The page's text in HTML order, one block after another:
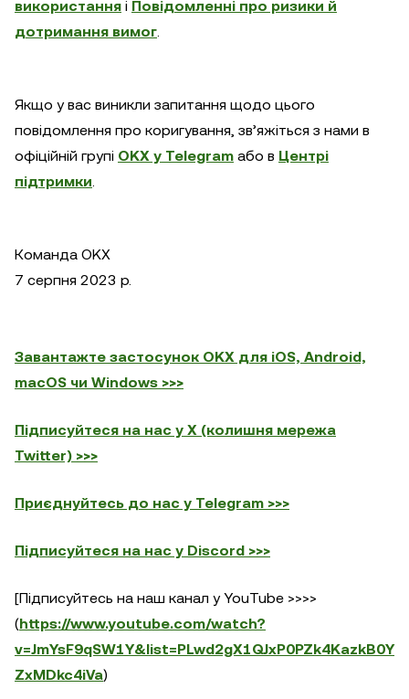
використання і Повідомленні про ризики й
дотримання вимог.
Якщо у вас виникли запитання щодо цього
повідомлення про коригування, зв’яжіться з нами в
офіційній групі OKX у Telegram або в Центрі
підтримки.
Команда OKX
7 серпня 2023 р.
Завантажте застосунок OKX для iOS, Android,
macOS чи Windows >>>
Підписуйтеся на нас у X (колишня мережа
Twitter) >>>
Приєднуйтесь до нас у Telegram >>>
Підписуйтеся на нас у Discord >>>
[Підписуйтесь на наш канал у YouTube >>>>
(https://www.youtube.com/watch?
v=JmYsF9qSW1Y&list=PLwd2gX1QJxP0PZk4KazkB0Y
ZxMDkc4iVa)